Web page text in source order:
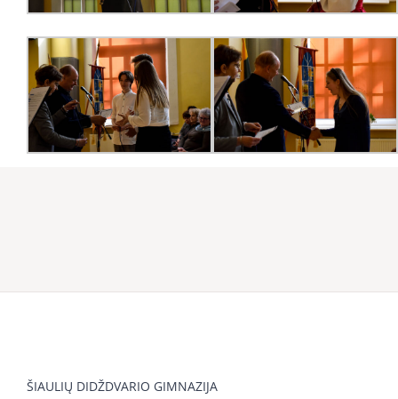
ŠIAULIŲ DIDŽDVARIO GIMNAZIJA